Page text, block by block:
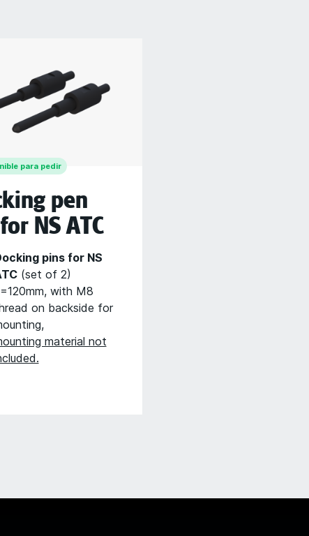
para pedir
pen
NS ATC
pins for NS
(set of 2)
with M8
on backside for
material not